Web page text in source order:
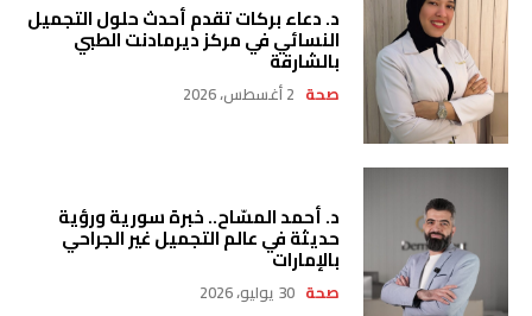
د. دعاء بركات تقدم أحدث حلول التجميل
النسائي في مركز ديرمادنت الطبي
بالشارقة
صحة 2 أغسطس، 2026
د. أحمد المسّاح.. خبرة سورية ورؤية
حديثة في عالم التجميل غير الجراحي
بالإمارات
صحة 30 يوليو، 2026